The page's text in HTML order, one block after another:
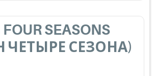
SEASONS
ЧЕТЫРЕ СЕЗОНА)